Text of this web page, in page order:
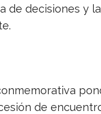
de decisiones y
de